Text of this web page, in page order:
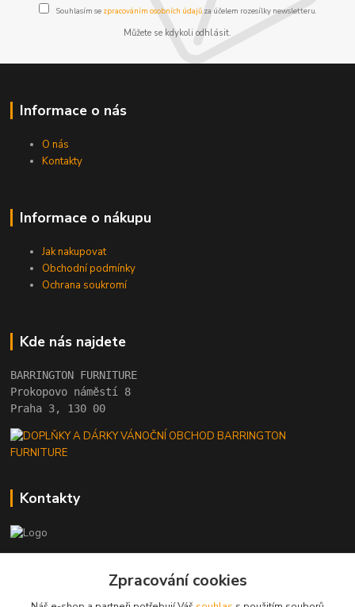
Souhlasím se zpracováním osobních údajůza účelem rozesílky newsletteru.
Můžete se kdykoli odhlásit.
Informace o nás
O nás
Kontakty
Informace o nákupu
Jak nakupovat
Obchodní podmínky
Ochrana soukromí
Kde nás najdete
BARRINGTON FURNITURE
Prokopovo náměstí 8
Praha 3, 130 00
Kontakty
Zpracování cookies